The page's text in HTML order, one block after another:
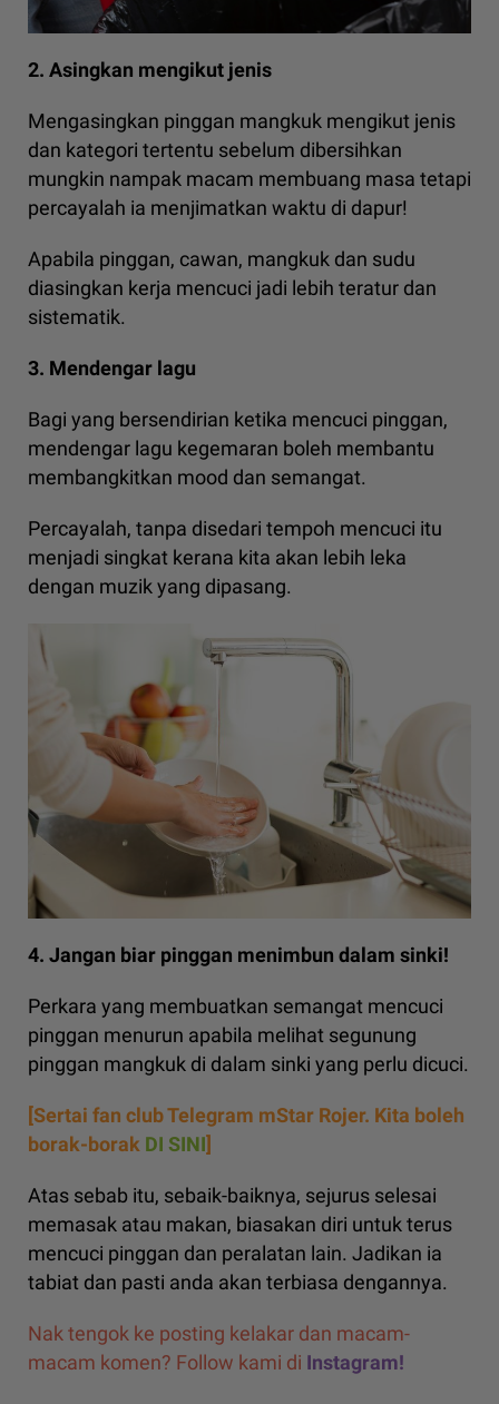
2. Asingkan mengikut jenis
Mengasingkan pinggan mangkuk mengikut jenis
dan kategori tertentu sebelum dibersihkan
mungkin nampak macam membuang masa tetapi
percayalah ia menjimatkan waktu di dapur!
Apabila pinggan, cawan, mangkuk dan sudu
diasingkan kerja mencuci jadi lebih teratur dan
sistematik.
3. Mendengar lagu
Bagi yang bersendirian ketika mencuci pinggan,
mendengar lagu kegemaran boleh membantu
membangkitkan mood dan semangat.
Percayalah, tanpa disedari tempoh mencuci itu
menjadi singkat kerana kita akan lebih leka
dengan muzik yang dipasang.
4. Jangan biar pinggan menimbun dalam sinki!
Perkara yang membuatkan semangat mencuci
pinggan menurun apabila melihat segunung
pinggan mangkuk di dalam sinki yang perlu dicuci.
[Sertai fan club Telegram mStar Rojer. Kita boleh
borak-borak DI SINI]
Atas sebab itu, sebaik-baiknya, sejurus selesai
memasak atau makan, biasakan diri untuk terus
mencuci pinggan dan peralatan lain. Jadikan ia
tabiat dan pasti anda akan terbiasa dengannya.
Nak tengok ke posting kelakar dan macam-
macam komen? Follow kami di Instagram!